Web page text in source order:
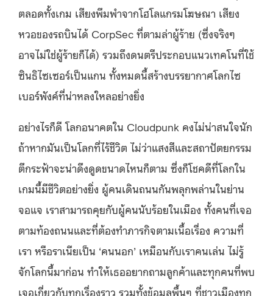
ตลอดทั้งเกม เสียงพึมพำจากโฮโลแกรมโฆษณา เสียง
หวอของรถบินได้ CorpSec ที่ตามล่าผู้ร้าย (ซึ่งจริงๆ
อาจไม่ใช่ผู้ร้ายก็ได้) รวมถึงดนตรีประกอบแนวเทคโนที่ใช้
ซินธิไซเซอร์เป็นแกน ทั้งหมดนี้สร้างบรรยากาศโลกไซ
เบอร์พังค์ที่น่าหลงใหลอย่างยิ่ง
อย่างไรก็ดี โลกอนาคตใน Cloudpunk คงไม่น่าสนใจนัก
ถ้าหากมันเป็นโลกที่ไร้ชีวิต ไม่ว่าแสงสีและสถาปัตยกรรม
ตึกระฟ้าจะน่าดึงดูดขนาดไหนก็ตาม ซึ่งก็โชคดีที่โลกใน
เกมนี้มีชีวิตอย่างยิ่ง ผู้คนเดินถนนกันพลุกพล่านในย่าน
จอแจ เราสามารถคุยกับผู้คนนับร้อยในเมือง ทั้งคนที่เจอ
ตามท้องถนนและที่ต้องทำภารกิจตามเนื้อเรื่อง ความที่
เรา หรือราเนียเป็น ‘คนนอก’ เหมือนกับเราคนเล่น ไม่รู้
จักโลกนี้มาก่อน ทำให้เธออยากถามลูกค้าและทุกคนที่พบ
เจอเกี่ยวกับทุกเรื่องราว รวมทั้งข้อมูลพื้นๆ ที่ชาวเมืองทุก